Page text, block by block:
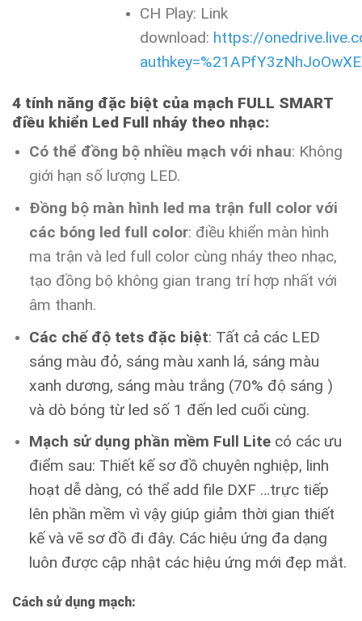
CH Play: Link
download: https://
4 tính năng đặc biệt của mạch FULL SMART
điều khiển Led Full nháy theo nhạc:
Có thể đồng bộ nhiều mạch với nhau: Không
giới hạn số lượng LED.
Đồng bộ màn hình led ma trận full color với
các bóng led full color: điều khiển màn hình
ma trận và led full color cùng nháy theo nhạc,
tạo đồng bộ không gian trang trí hợp nhất với
âm thanh.
Các chế độ tets đặc biệt: Tất cả các LED
sáng màu đỏ, sáng màu xanh lá, sáng màu
xanh dương, sáng màu trắng (70% độ sáng )
và dò bóng từ led số 1 đến led cuối cùng.
Mạch sử dụng phần mềm Full Litecó các ưu
điểm sau: Thiết kế sơ đồ chuyên nghiệp, linh
hoạt dễ dàng, có thể add file DXF …trực tiếp
lên phần mềm vì vậy giúp giảm thời gian thiết
kế và vẽ sơ đồ đi đây. Các hiệu ứng đa dạng
luôn được cập nhật các hiệu ứng mới đẹp mắt.
Cách sử dụng mạch: